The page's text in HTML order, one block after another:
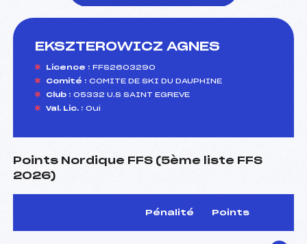
EKSZTEROWICZ AGNES
Licence : FFS2603290
Comité : COMITE DE SKI DU DAUPHINE
Club : 05332 U.S SAINT EGREVE
Val. Lic. : Oui
Points Nordique FFS (5ème liste FFS
2026)
Pénalité Points